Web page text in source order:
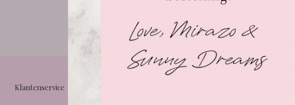
Klantenservice